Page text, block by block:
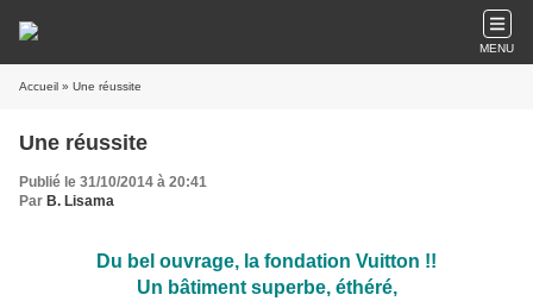
MENU
Accueil » Une réussite
Une réussite
Publié le 31/10/2014 à 20:41
Par B. Lisama
Du bel ouvrage, la fondation Vuitton !!
Un bâtiment superbe, éthéré,